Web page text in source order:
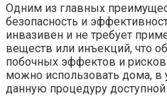
Одним из главных
безопасность и
инвазивен и не требует
веществ или инъекций, что
побочных эффектов и
можно использовать дома, в
данную процедуру